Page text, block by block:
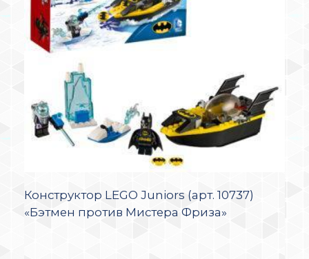
Конструктор LEGO Juniors (арт. 10737)
«Бэтмен против Мистера Фриза»